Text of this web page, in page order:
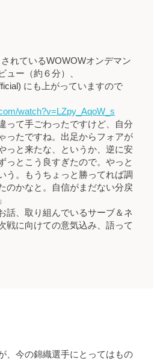
れているWOWOWオンデマン
ュー（約６分）、
にも上がっていますので
watch?v=LZpy_AqoW_s
って手ごわったですけど、自分
ったですね。出足からフォアが
っと来たな、というか、逆に安
っとこう良すぎたので。やっと
う。もうちょっと勝ってれば調
のかなと。自信がまだない分戻
話、取り組んでいるサーブ＆ネ
戦に向けての意気込み、語って
、今の錦織選手にとってはもの